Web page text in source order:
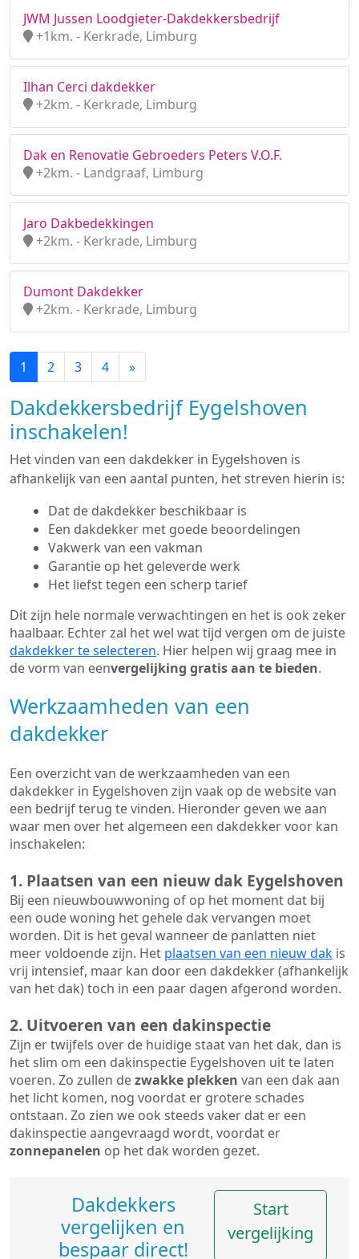
JWM Jussen Loodgieter-Dakdekkersbedrijf
+1km. - Kerkrade, Limburg
Ilhan Cerci dakdekker
+2km. - Kerkrade, Limburg
Dak en Renovatie Gebroeders Peters V.O.F.
+2km. - Landgraaf, Limburg
Jaro Dakbedekkingen
+2km. - Kerkrade, Limburg
Dumont Dakdekker
+2km. - Kerkrade, Limburg
1 2 3 4 »
Dakdekkersbedrijf Eygelshoven
inschakelen!
Het vinden van een dakdekker in Eygelshoven is
afhankelijk van een aantal punten, het streven hierin is:
Dat de dakdekker beschikbaar is
Een dakdekker met goede beoordelingen
Vakwerk van een vakman
Garantie op het geleverde werk
Het liefst tegen een scherp tarief
Dit zijn hele normale verwachtingen en het is ook zeker
haalbaar. Echter zal het wel wat tijd vergen om de juiste
dakdekker te selecteren. Hier helpen wij graag mee in
de vorm van eenvergelijking gratis aan te bieden.
Werkzaamheden van een
dakdekker
Een overzicht van de werkzaamheden van een
dakdekker in Eygelshoven zijn vaak op de website van
een bedrijf terug te vinden. Hieronder geven we aan
waar men over het algemeen een dakdekker voor kan
inschakelen:
1. Plaatsen van een nieuw dak Eygelshoven
Bij een nieuwbouwwoning of op het moment dat bij
een oude woning het gehele dak vervangen moet
worden. Dit is het geval wanneer de panlatten niet
meer voldoende zijn. Het plaatsen van een nieuw dak is
vrij intensief, maar kan door een dakdekker (afhankelijk
van het dak) toch in een paar dagen afgerond worden.
2. Uitvoeren van een dakinspectie
Zijn er twijfels over de huidige staat van het dak, dan is
het slim om een dakinspectie Eygelshoven uit te laten
voeren. Zo zullen dezwakke plekken van een dak aan
het licht komen, nog voordat er grotere schades
ontstaan. Zo zien we ook steeds vaker dat er een
dakinspectie aangevraagd wordt, voordat er
zonnepanelen op het dak worden gezet.
Dakdekkers
vergelijken en
bespaar direct!
Start
vergelijking